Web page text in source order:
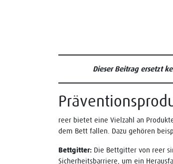
Dieser Beitrag ersetzt
reer bietet eine Vielzahl an
dem Bett fallen. Dazu gehören
Bettgitter: Die Bettgitter von reer
Sicherheitsbarriere, um ein